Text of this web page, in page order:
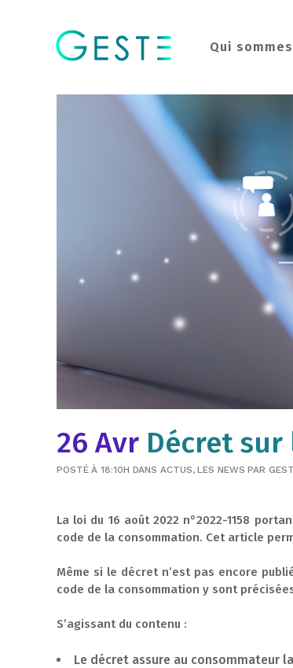
Qui
26 Avr Décret
POSTÉ À 18:10H DANSACTUS,LES NEWS PAR
La loi du 16 août 2022 n°2022-1158
code de la consommation. Cet article
Même si le décret n’est pas encore
code de la consommation y sont
S’agissant du contenu :
Le décret assure au consommateur